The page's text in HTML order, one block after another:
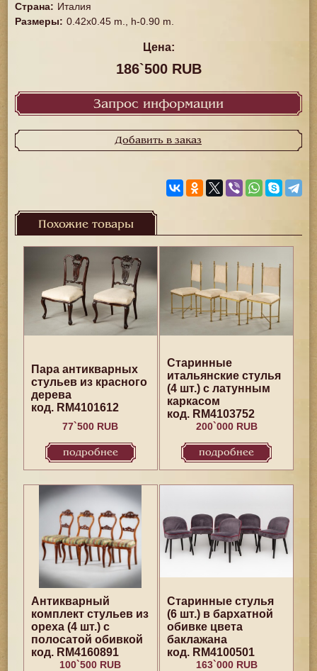
Страна: Италия
Размеры: 0.42x0.45 m., h-0.90 m.
Цена:
186`500 RUB
Запрос информации
Добавить в заказ
Похожие товары
Пара антикварных
стульев из красного
дерева
код. RM4101612
77`500 RUB
подробнее
Старинные
итальянские стулья
(4 шт.) с латунным
каркасом
код. RM4103752
200`000 RUB
подробнее
Антикварный
комплект стульев из
ореха (4 шт.) с
полосатой обивкой
код. RM4160891
100`500 RUB
Старинные стулья
(6 шт.) в бархатной
обивке цвета
баклажана
код. RM4100501
163`000 RUB